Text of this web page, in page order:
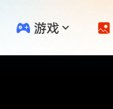
游戏